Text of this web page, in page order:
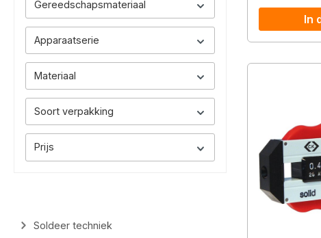
Gereedschapsmateriaal
Apparaatserie
Materiaal
Soort verpakking
Prijs
Soldeer techniek
In